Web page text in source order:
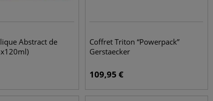
Abstract de
Coffret Triton “Powerpack”
Gerstaecker
109,95 €